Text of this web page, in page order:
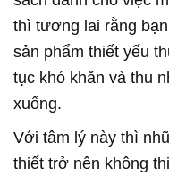
thì tương lai rằng
sản phẩm thiết yếu
tục khó khăn và thu
xuống.
Với tâm lý này thì
thiết trở nên không